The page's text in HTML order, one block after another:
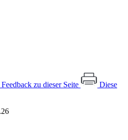
Feedback zu dieser Seite
Diese